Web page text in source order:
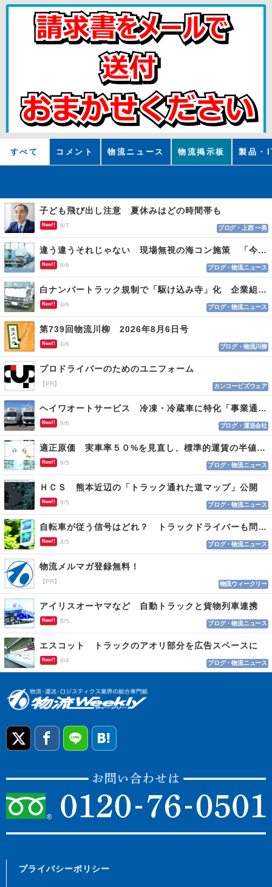
すべて コメント 物流ニュース 物流掲示板 製品・
子ども飛び出し注意 夏休みはどの時間帯も
New!! 8/7 ブログ・上西 一美
違う違うそれじゃない 現場無視の海コン施策 「今でも平均２～３時間は待つ」
New!! 8/6 ブログ・物流ニュース
白ナンバートラック規制で「駆け込み寺」化 企業組合が入会基準を見直しへ
New!! 8/6 ブログ・物流ニュース
第739回物流川柳 2026年8月6日号
New!! 8/6 ブログ・物流川柳
プロドライバーのためのユニフォーム
【PR】 カンコービズウェア
ヘイワオートサービス 冷凍・冷蔵車に特化「事業通じ貢献目指す」
New!! 8/6 ブログ・運送会社
適正原価 実車率５０%を見直し、標準的運賃の半値の恐れも
New!! 8/5 ブログ・物流ニュース
ＨＣＳ 熊本近辺の「トラック通れた道マップ」公開
New!! 8/5 ブログ・物流ニュース
自転車が従う信号はどれ？ トラックドライバーも問われる認識
New!! 8/5 ブログ・物流ニュース
物流メルマガ登録無料！
【PR】 物流ウィークリー
アイリスオーヤマなど 自動トラックと貨物列車連携
New!! 8/5 ブログ・物流ニュース
エスコット トラックのアオリ部分を広告スペースに
New!! 8/4 ブログ・物流ニュース
プライバシーポリシー